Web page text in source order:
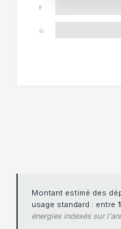
F
G
Montant estimé des
usage standard : entre
énergies indexés sur